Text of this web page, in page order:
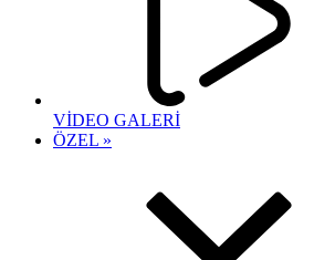
VİDEO GALERİ
ÖZEL »